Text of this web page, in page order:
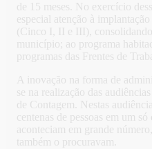
de 15 meses. No exercício
especial atenção à
(Cinco I, II e III),
município; ao programa
programas das Frentes de
A inovação na forma de
se na realização das
de Contagem. Nestas
centenas de pessoas em um
aconteciam em grande
também o procuravam.